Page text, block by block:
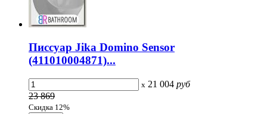
Писсуар Jika Domino Sensor
(411010004871)...
x 21 004 руб
23 869
Скидка 12%